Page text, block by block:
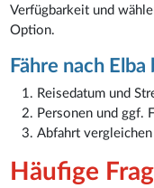
Verfügbarkeit und
Option.
Fähre nach
Reisedatum und
Personen und ggf.
Abfahrt
Häufige